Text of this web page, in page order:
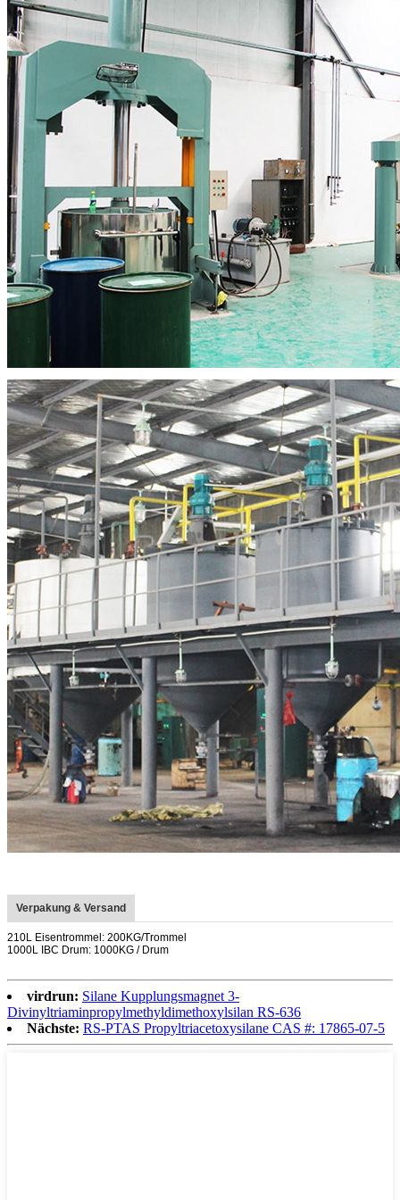
Verpakung & Versand
210L Eisentrommel: 200KG/Trommel
1000L IBC Drum: 1000KG / Drum
virdrun: Silane Kupplungsmagnet 3-
Divinyltriaminpropylmethyldimethoxylsilan RS-636
Nächste: RS-PTAS Propyltriacetoxysilane CAS #: 17865-07-5